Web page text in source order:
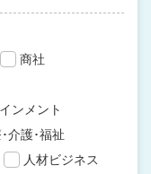
商社
ンメント
介護･福祉
人材ビジネス